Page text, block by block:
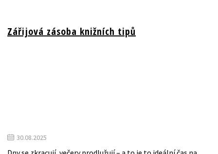
Zářijová zásoba knižních tipů
30.08.2025